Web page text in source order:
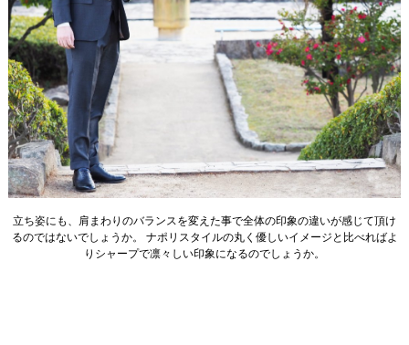
立ち姿にも、肩まわりのバランスを変えた事で全体の印象の違いが感じて頂け
るのではないでしょうか。 ナポリスタイルの丸く優しいイメージと比べればよ
りシャープで凛々しい印象になるのでしょうか。